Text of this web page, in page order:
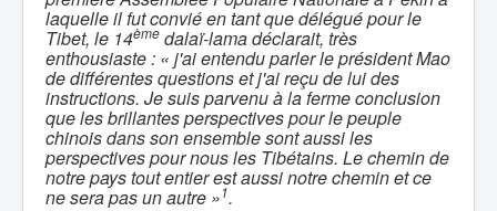
laquelle il fut convié en tant que délégué pour le
Tibet, le 14ème dalaï-lama déclarait, très
enthousiaste : « j'ai entendu parler le président Mao
de différentes questions et j'ai reçu de lui des
instructions. Je suis parvenu à la ferme conclusion
que les brillantes perspectives pour le peuple
chinois dans son ensemble sont aussi les
perspectives pour nous les Tibétains. Le chemin de
notre pays tout entier est aussi notre chemin et ce
ne sera pas un autre »1.